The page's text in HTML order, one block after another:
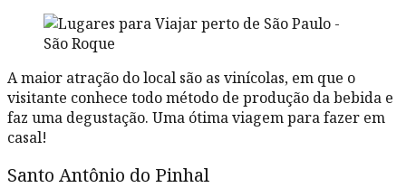
A maior atração do local são as vinícolas, em que o
visitante conhece todo método de produção da bebida e
faz uma degustação. Uma ótima viagem para fazer em
casal!
Santo Antônio do Pinhal